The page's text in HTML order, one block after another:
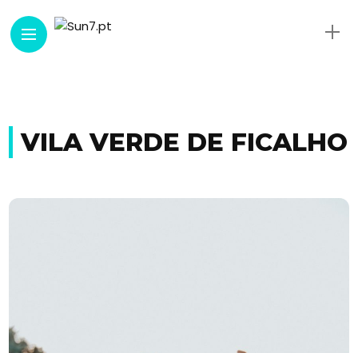
VILA VERDE DE FICALHO